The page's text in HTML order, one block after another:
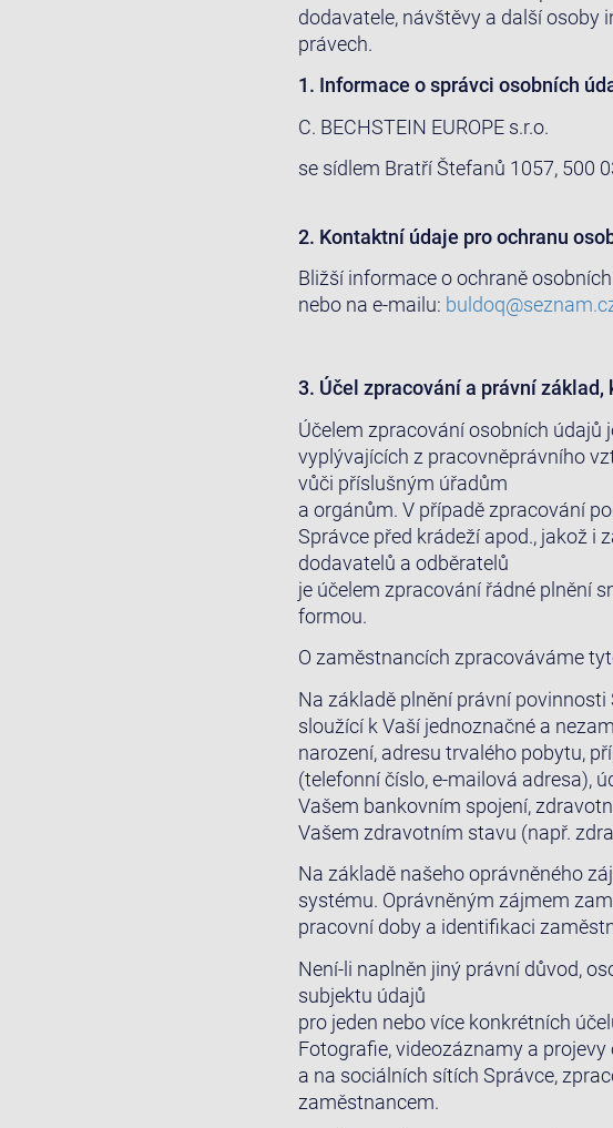
dodavatele, návštěvy a další osoby
právech.
1. Informace o správci osobních
C. BECHSTEIN EUROPE s.r.o.
se sídlem Bratří Štefanů 1057, 500
2. Kontaktní údaje pro ochranu
Bližší informace o ochraně
nebo na e-mailu:
3. Účel zpracování a právní
Účelem zpracování osobních
vyplývajících z pracovněprávního
vůči příslušným úřadům
a orgánům. V případě zpracování
Správce před krádeží apod., jakož i
dodavatelů a odběratelů
je účelem zpracování řádné plnění
formou.
O zaměstnancích zpracováváme
Na základě plnění právní
sloužící k Vaší jednoznačné a
narození, adresu trvalého pobytu,
(telefonní číslo, e-mailová adresa),
Vašem bankovním spojení,
Vašem zdravotním stavu (např.
Na základě našeho oprávněného
systému. Oprávněným zájmem
pracovní doby a identifikaci
Není-li naplněn jiný právní důvod,
subjektu údajů
pro jeden nebo více konkrétních
Fotografie, videozáznamy a
a na sociálních sítích Správce,
zaměstnancem.